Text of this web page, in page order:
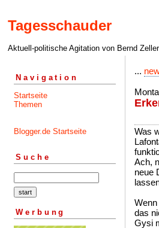
Tagesschauder
Aktuell-politische Agitation von Bernd Zeller
Navigation
Startseite
Themen
Blogger.de Startseite
Suche
Werbung
...
Was
Ach,
neue
das
Gysi